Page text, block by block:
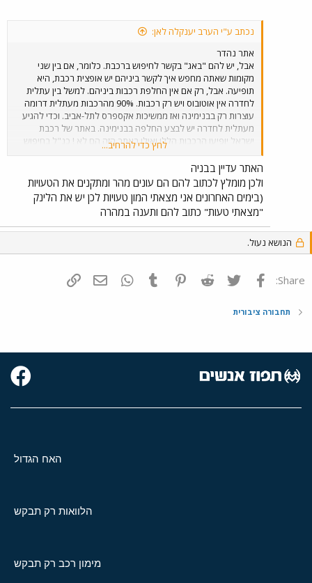
נכתב ע"י הערב יענקלה לאן:
אתר נהדר
אבל, יש להם "באג" בקשר לחיפוש ברכבת. כלומר, אם בין שני
מקומות שאתה מחפש איך לקשר ביניהם יש אופצית רכבת, היא
תופיעה. אבל, רק אם אין החלפת רכבות ביניהם. למשל בין עתלית
לחדרה אין אוטובוס ויש רק רכבות. 90% מהרכבות מעתלית דרומה
עוצרות רק בבנימינה ואז ממשיכות אקספרס לתל-אביב. וכדי להגיע
מעתלית לחדרה יש לבצע החלפה בבנימינה. באתר של רכבת
ישראל יופיעו הרכבות הללו ואילו באתר הזה הם לא ! כנ"ל בחיפוש
מחדרה לחיפה או מנתניה לחיפה. כל אותן רכבות שצריך להחליף
בבנימינה על מנת להמשיך לחיפה לא מופיעות בתוצאות החיפוש.
מופיעים רק האוטובוסים וכן אותן מתי מעט רכבות שממשיכות
מחדרה/נתניה לחיפה ללא החלפה. חבל מאוד !
לחץ כדי להרחיב...
האתר עדיין בבניה
ולכן מומלץ לכתוב להם הם עונים מהר ומתקנים את הטעויות
(בימים האחרונים אני מצאתי המון טעויות לכן יש את הלינק
"מצאתי טעות" כתוב להם ותענה במהרה
הנושא נעול.
Share: פייסבוק Twitter
Reddit
Pinterest
Tumblr
WhatsAppדואר אלקטרוני
תחבורה ציבורית
האח הגדול
הלוואות רק תבקש
מימון רכב רק תבקש